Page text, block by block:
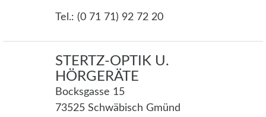
Tel.: (0 71 71) 92 72 20
STERTZ-OPTIK U.
HÖRGERÄTE
Bocksgasse 15
73525 Schwäbisch Gmünd